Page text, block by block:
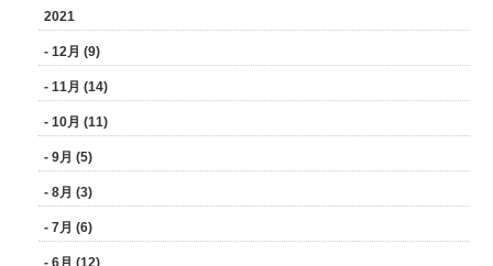
2021
- 12月 (9)
- 11月 (14)
- 10月 (11)
- 9月 (5)
- 8月 (3)
- 7月 (6)
- 6月 (12)